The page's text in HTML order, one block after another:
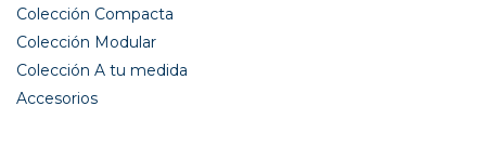
Colección Compacta
Colección Modular
Colección A tu medida
Accesorios